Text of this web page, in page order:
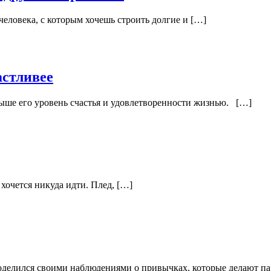
с которым хочешь строить долгие и […]
его уровень счастья и удовлетворенности жизнью. […]
никуда идти. Плед, […]
своими наблюдениями о привычках, которые делают